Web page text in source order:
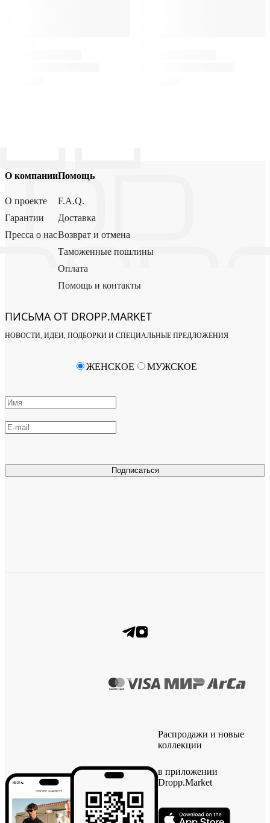
О компании
О проекте
Гарантии
Пресса о нас
Помощь
F.A.Q.
Доставка
Возврат и отмена
Таможенные пошлины
Оплата
Помощь и контакты
ПИСЬМА ОТ DROPP.MARKET
НОВОСТИ, ИДЕИ, ПОДБОРКИ И СПЕЦИАЛЬНЫЕ ПРЕДЛОЖЕНИЯ
Подписаться
ЖЕНСКОЕ МУЖСКОЕ
Распродажи и новые
коллекции
в приложении
Dropp.Market